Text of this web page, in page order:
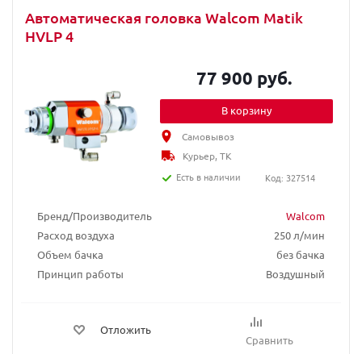
Автоматическая головка Walcom Matik
HVLP 4
Бренд/Производитель
Walcom
Расход воздуха
250 л/мин
Объем бачка
без бачка
Принцип работы
Воздушный
Отложить
Сравнить
77 900 руб.
В корзину
Самовывоз
Курьер, ТК
Есть в наличии
Код: 327514